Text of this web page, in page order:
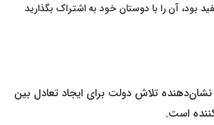
بود، آن را با دوستان خود به اشتراک بگذارید
تلاش دولت برای ایجاد تعادل بین
است.